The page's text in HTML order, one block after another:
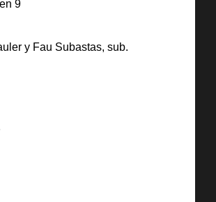
y Fau Subastas, sub.